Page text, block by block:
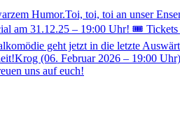
Humor.Toi, toi, toi an unser
am 31.12.25 – 19:00 Uhr! 🎟️ Tickets
geht jetzt in die letzte
(06. Februar 2026 – 19:00
uns auf euch!